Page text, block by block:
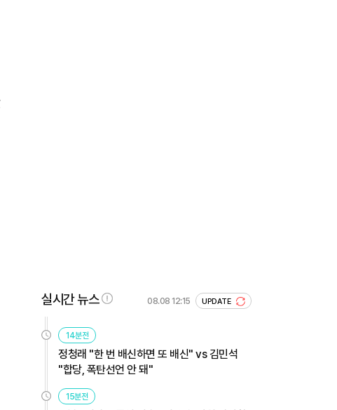
실시간 뉴스 08.08 12:15 UPDATE
14분전
정청래 "한 번 배신하면 또 배신" vs 김민석
"합당, 폭탄선언 안 돼"
15분전